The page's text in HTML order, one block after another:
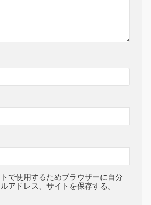
で使用するためブラウザーに自分
アドレス、サイトを保存する。